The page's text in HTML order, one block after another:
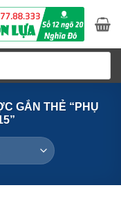
GẮN THẺ “PHỤ